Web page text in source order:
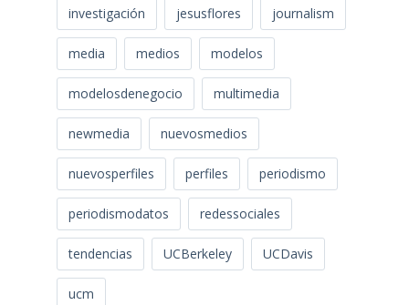
investigación jesusflores journalism
media medios modelos
modelosdenegocio multimedia
newmedia nuevosmedios
nuevosperfiles perfiles periodismo
periodismodatos redessociales
tendencias UCBerkeley UCDavis
ucm